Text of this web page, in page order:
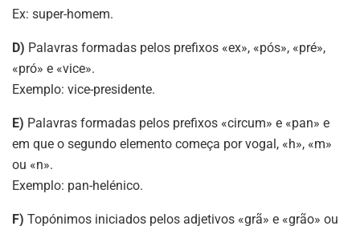
Ex: super-homem.
D) Palavras formadas pelos prefixos «ex», «pós», «pré»,
«pró» e «vice».
Exemplo: vice-presidente.
E) Palavras formadas pelos prefixos «circum» e «pan» e
em que o segundo elemento começa por vogal, «h», «m»
ou «n».
Exemplo: pan-helénico.
F) Topónimos iniciados pelos adjetivos «grã» e «grão» ou